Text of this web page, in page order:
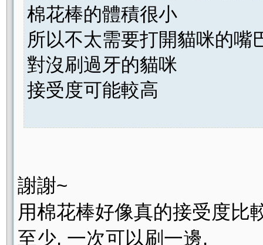
棉花棒的體積很小
所以不太需要打開貓咪的嘴
對沒刷過牙的貓咪
接受度可能較高
謝謝~
用棉花棒好像真的接受度比
至少, 一次可以刷一邊,